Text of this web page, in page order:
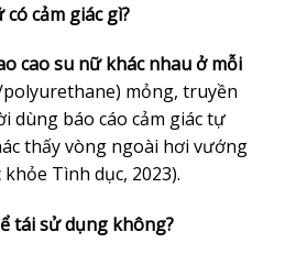
cảm giác gì?
cao su nữ khác nhau ở mỗi
mỏng, truyền
dùng báo cáo cảm giác tự
thấy vòng ngoài hơi vướng
Tình dục, 2023).
tái sử dụng không?